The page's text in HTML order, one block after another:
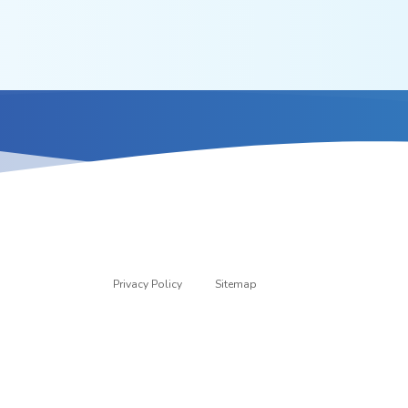
Privacy Policy Sitemap